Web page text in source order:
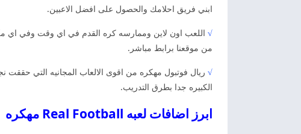
ابني فريق احلامك والحصول على افضل الاعبين.
√ اللعب اون لاين وممارسه كره القدم في اي وقت وفي اي
من موقعنا برابط مباشر.
√ ريال فوتبول مهكره من اقوى الالعاب المجانيه التي حققت
الكبيره جدا بطرق التدريب.
ابرز اضافات لعبه Real Football مهكره